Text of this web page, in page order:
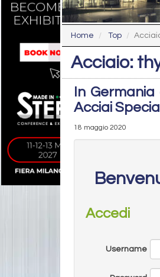
Home Top
Acciaio:
In
Acciai
18 maggio 2020
Accedi
Username